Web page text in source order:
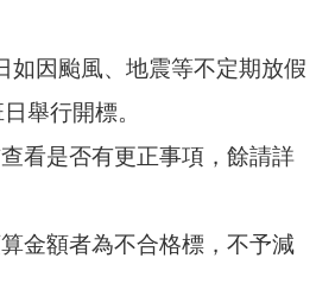
如因颱風、地震等不定期放假
舉行開標。
看是否有更正事項，餘請詳
金額者為不合格標，不予減